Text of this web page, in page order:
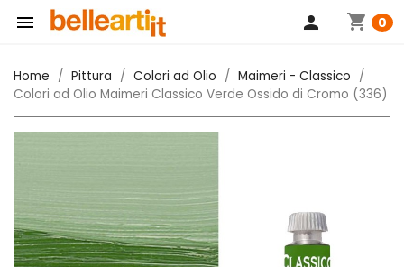
 shopping_cart 0
person
Home Pittura Colori ad Olio
Maimeri - Classico
Colori ad Olio Maimeri Classico Verde Ossido di Cromo (336)